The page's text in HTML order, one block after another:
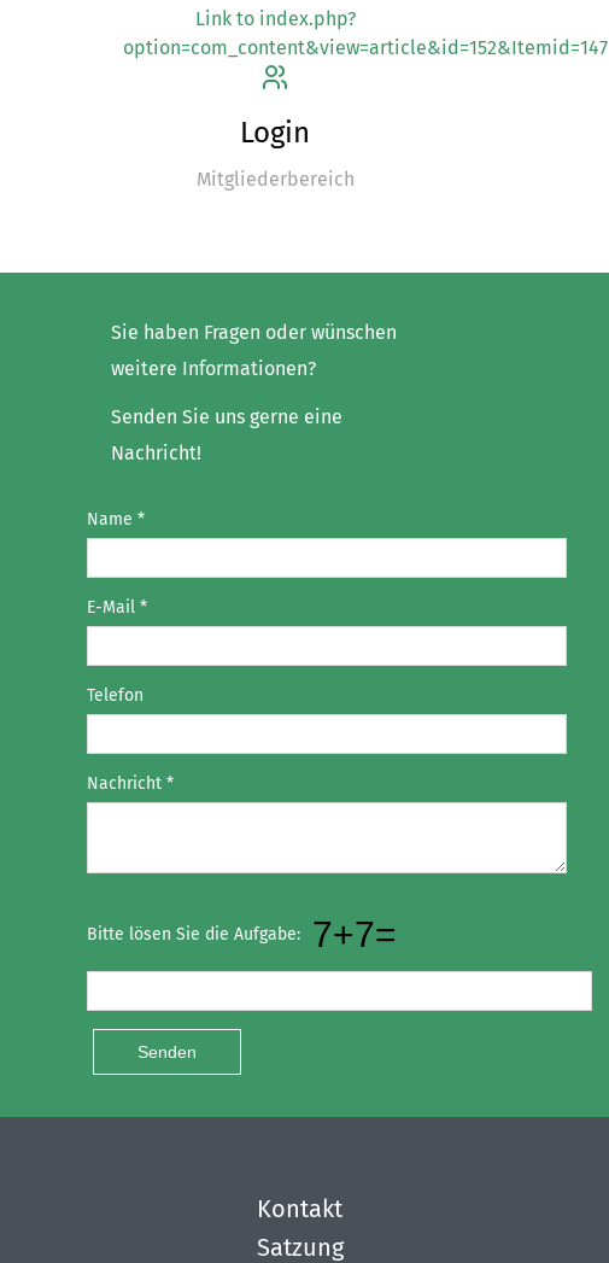
Link to index.php?
option=com_content&view=article&id=152&Itemid=147
Login
Mitgliederbereich
Sie haben Fragen oder wünschen
weitere Informationen?
Senden Sie uns gerne eine
Nachricht!
Name *
E-Mail *
Telefon
Nachricht *
Bitte lösen Sie die Aufgabe:
Senden
Kontakt
Satzung